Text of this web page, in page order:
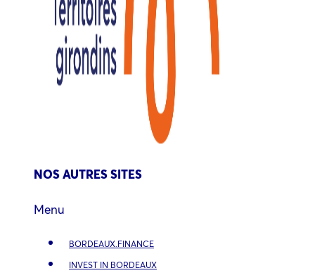
NOS AUTRES SITES
Menu
BORDEAUX.FINANCE
INVEST IN BORDEAUX